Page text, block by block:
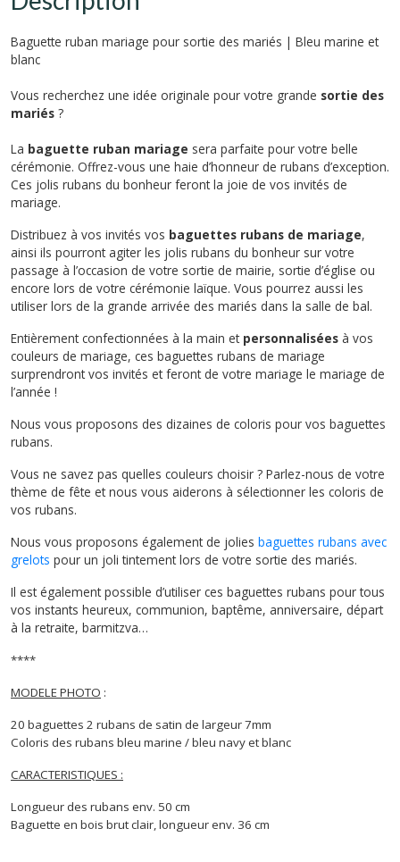
Baguette ruban mariage pour sortie des mariés | Bleu marine et
blanc
Vous recherchez une idée originale pour votre grande sortie des
mariés ?
La baguette ruban mariage sera parfaite pour votre belle
cérémonie. Offrez-vous une haie d’honneur de rubans d’exception.
Ces jolis rubans du bonheur feront la joie de vos invités de
mariage.
Distribuez à vos invités vos baguettes rubans de mariage,
ainsi ils pourront agiter les jolis rubans du bonheur sur votre
passage à l’occasion de votre sortie de mairie, sortie d’église ou
encore lors de votre cérémonie laïque. Vous pourrez aussi les
utiliser lors de la grande arrivée des mariés dans la salle de bal.
Entièrement confectionnées à la main et personnalisées à vos
couleurs de mariage, ces baguettes rubans de mariage
surprendront vos invités et feront de votre mariage le mariage de
l’année !
Nous vous proposons des dizaines de coloris pour vos baguettes
rubans.
Vous ne savez pas quelles couleurs choisir ? Parlez-nous de votre
thème de fête et nous vous aiderons à sélectionner les coloris de
vos rubans.
Nous vous proposons également de jolies baguettes rubans avec
grelots pour un joli tintement lors de votre sortie des mariés.
Il est également possible d’utiliser ces baguettes rubans pour tous
vos instants heureux, communion, baptême, anniversaire, départ
à la retraite, barmitzva…
****
MODELE PHOTO :
20 baguettes 2 rubans de satin de largeur 7mm
Coloris des rubans bleu marine / bleu navy et blanc
CARACTERISTIQUES :
Longueur des rubans env. 50 cm
Baguette en bois brut clair, longueur env. 36 cm